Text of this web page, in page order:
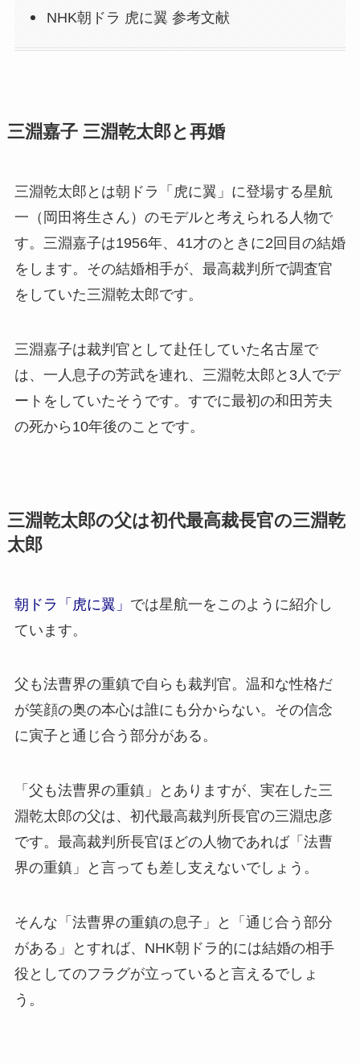
NHK朝ドラ 虎に翼 参考文献
三淵嘉子 三淵乾太郎と再婚
三淵乾太郎とは朝ドラ「虎に翼」に登場する星航
一（岡田将生さん）のモデルと考えられる人物で
す。三淵嘉子は1956年、41才のときに2回目の結婚
をします。その結婚相手が、最高裁判所で調査官
をしていた三淵乾太郎です。
三淵嘉子は裁判官として赴任していた名古屋で
は、一人息子の芳武を連れ、三淵乾太郎と3人でデ
ートをしていたそうです。すでに最初の和田芳夫
の死から10年後のことです。
三淵乾太郎の父は初代最高裁長官の三淵乾
太郎
朝ドラ「虎に翼」 では星航一をこのように紹介し
ています。
父も法曹界の重鎮で自らも裁判官。温和な性格だ
が笑顔の奥の本心は誰にも分からない。その信念
に寅子と通じ合う部分がある。
「父も法曹界の重鎮」とありますが、実在した三
淵乾太郎の父は、初代最高裁判所長官の三淵忠彦
です。最高裁判所長官ほどの人物であれば「法曹
界の重鎮」と言っても差し支えないでしょう。
そんな「法曹界の重鎮の息子」と「通じ合う部分
がある」とすれば、NHK朝ドラ的には結婚の相手
役としてのフラグが立っていると言えるでしょ
う。